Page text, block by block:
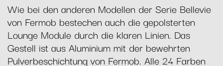
Wie bei den anderen Modellen der Serie Bellevie
von Fermob bestechen auch die gepolsterten
Lounge Module durch die klaren Linien. Das
Gestell ist aus Aluminium mit der bewehrten
Pulverbeschichtung von Fermob. Alle 24 Farben